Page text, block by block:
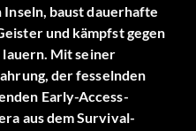
baust dauerhafte
und kämpfst gegen
Mit seiner
der fesselnden
Early-Access-
aus dem Survival-